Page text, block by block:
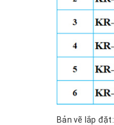
Bản vẽ lắp đặt: